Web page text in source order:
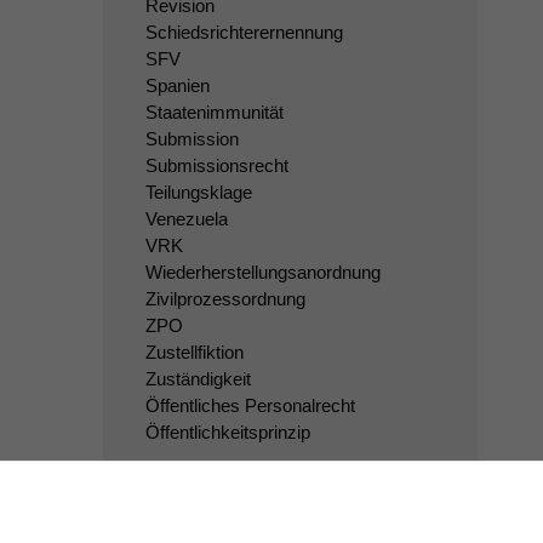
Revision
Schiedsrichterernennung
SFV
Spanien
Staatenimmunität
Submission
Submissionsrecht
Teilungsklage
Venezuela
VRK
Wiederherstellungsanordnung
Zivilprozessordnung
ZPO
Zustellfiktion
Zuständigkeit
Öffentliches Personalrecht
Öffentlichkeitsprinzip